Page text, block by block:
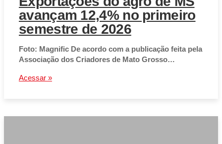
avançam 12,4% no primeiro
semestre de 2026
Foto: Magnific De acordo com a publicação feita pela
Associação dos Criadores de Mato Grosso…
Acessar »